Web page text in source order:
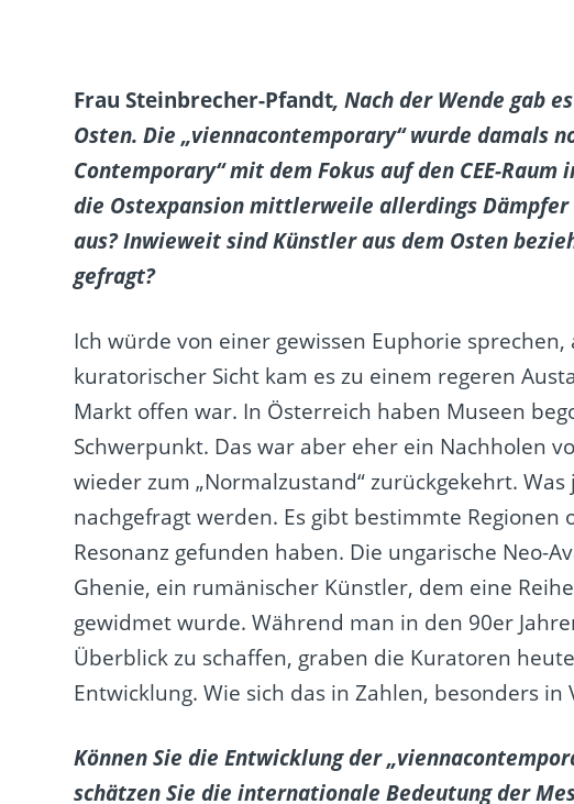
Frau Steinbrecher-Pfandt, Nach der Wende gab
Osten. Die „viennacontemporary“wurde damals
Contemporary“ mit dem Fokus auf den CEE-
die Ostexpansion mittlerweile allerdings
aus? Inwieweit sind Künstler aus dem Osten
gefragt?
Ich würde von einer gewissen Euphorie
kuratorischer Sicht kam es zu einem regeren
Markt offen war. In Österreich haben Museen
Schwerpunkt. Das war aber eher ein Nachholen
wieder zum „Normalzustand“ zurückgekehrt.
nachgefragt werden. Es gibt bestimmte
Resonanz gefunden haben. Die ungarische Neo-
Ghenie, ein rumänischer Künstler, dem eine
gewidmet wurde. Während man in den 90er
Überblick zu schaffen, graben die Kuratoren
Entwicklung. Wie sich das in Zahlen, besonders
Können Sie die Entwicklung der
schätzen Sie die internationale Bedeutung der